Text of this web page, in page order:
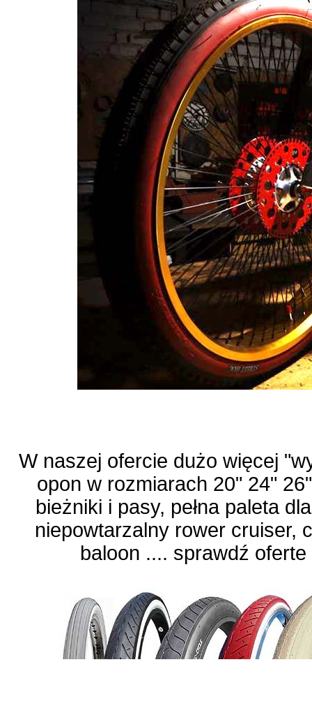
W naszej ofercie dużo więcej
opon w rozmiarach 20" 24"
bieżniki i pasy, pełna paleta
niepowtarzalny rower cruiser,
baloon .... sprawdź